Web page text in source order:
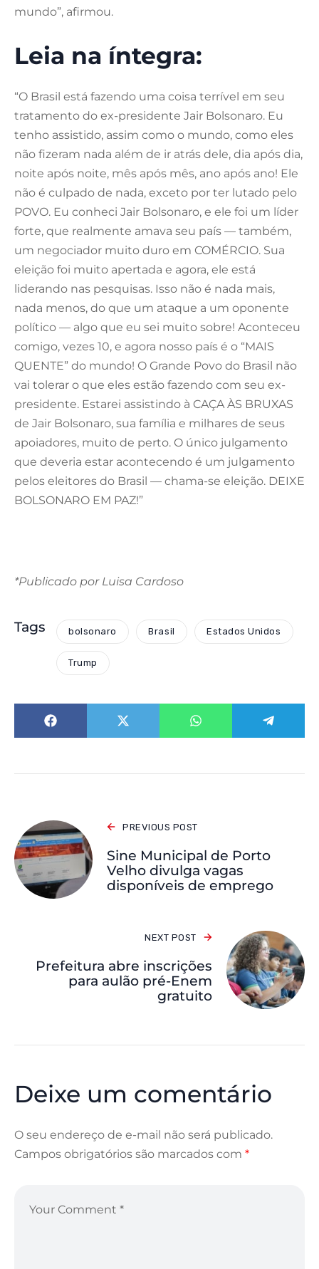
mundo”, afirmou.
Leia na íntegra:
“O Brasil está fazendo uma coisa terrível em seu
tratamento do ex-presidente Jair Bolsonaro. Eu
tenho assistido, assim como o mundo, como eles
não fizeram nada além de ir atrás dele, dia após dia,
noite após noite, mês após mês, ano após ano! Ele
não é culpado de nada, exceto por ter lutado pelo
POVO. Eu conheci Jair Bolsonaro, e ele foi um líder
forte, que realmente amava seu país — também,
um negociador muito duro em COMÉRCIO. Sua
eleição foi muito apertada e agora, ele está
liderando nas pesquisas. Isso não é nada mais,
nada menos, do que um ataque a um oponente
político — algo que eu sei muito sobre! Aconteceu
comigo, vezes 10, e agora nosso país é o “MAIS
QUENTE” do mundo! O Grande Povo do Brasil não
vai tolerar o que eles estão fazendo com seu ex-
presidente. Estarei assistindo à CAÇA ÀS BRUXAS
de Jair Bolsonaro, sua família e milhares de seus
apoiadores, muito de perto. O único julgamento
que deveria estar acontecendo é um julgamento
pelos eleitores do Brasil — chama-se eleição. DEIXE
BOLSONARO EM PAZ!”
*Publicado por Luisa Cardoso
Tags bolsonaro Brasil Estados Unidos
Trump
PREVIOUS POST
Sine Municipal de Porto
Velho divulga vagas
disponíveis de emprego
NEXT POST
Prefeitura abre inscrições
para aulão pré-Enem
gratuito
Deixe um comentário
O seu endereço de e-mail não será publicado.
Campos obrigatórios são marcados com *